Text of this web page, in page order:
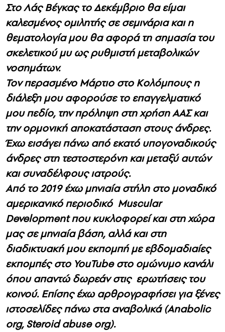
Στο Λάς Βέγκας το Δεκέμβριο θα είμαι
καλεσμένος ομιλητής σε σεμινάρια και η
θεματολογία μου θα αφορά τη σημασία του
σκελετικού μυ ως ρυθμιστή μεταβολικών
νοσημάτων.
Τον περασμένο Μάρτιο στο Κολόμπους η
διάλεξη μου αφορούσε το επαγγελματικό
μου πεδίο, την πρόληψη στη χρήση ΑΑΣ και
την ορμονική αποκατάσταση στους άνδρες.
Έχω εισάγει πάνω από εκατό υπογοναδικούς
άνδρες στη τεστοστερόνη και μεταξύ αυτών
και συναδέλφους ιατρούς.
Από το 2019 έχω μηνιαία στήλη στο μοναδικό
αμερικανικό περιοδικό Muscular
Development που κυκλοφορεί και στη χώρα
μας σε μηνιαία βάση, αλλά και στη
διαδικτυακή μου εκπομπή με εβδομαδιαίες
εκπομπές στο YouTube στο ομώνυμο κανάλι
όπου απαντώ δωρεάν στις ερωτήσεις του
κοινού. Επίσης έχω αρθρογραφήσει για ξένες
ιστοσελίδες πάνω στα αναβολικά (Anabolic
org, Steroid abuse org).